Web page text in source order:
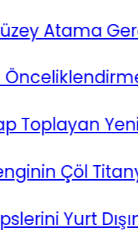
Atama
Yeni
Çöl
Yurt